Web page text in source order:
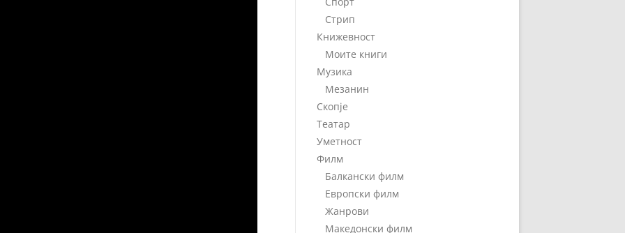
Стрип
Книжевност
Моите книги
Музика
Мезанин
Скопје
Театар
Уметност
Филм
Балкански филм
Европски филм
Жанрови
Македонски филм